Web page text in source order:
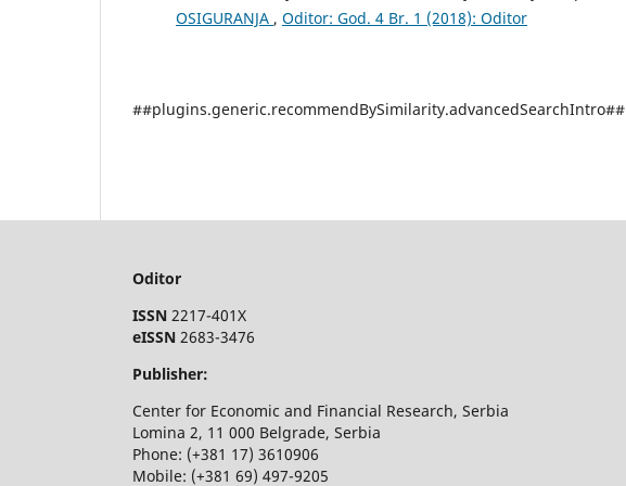
OSIGURANJA , Oditor: God. 4 Br. 1 (2018): Oditor
##plugins.generic.recommendBySimilarity.advancedSearchIntro##
Oditor
ISSN 2217-401X
eISSN 2683-3476
Publisher:
Center for Economic and Financial Research, Serbia
Lomina 2, 11 000 Belgrade, Serbia
Phone: (+381 17) 3610906
Mobile: (+381 69) 497-9205